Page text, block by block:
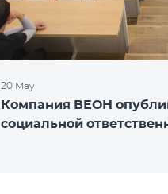
20 May
Компания ВЕОН
социальной